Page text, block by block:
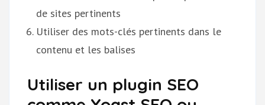
de sites pertinents
Utiliser des mots-clés pertinents dans le
contenu et les balises
Utiliser un plugin SEO